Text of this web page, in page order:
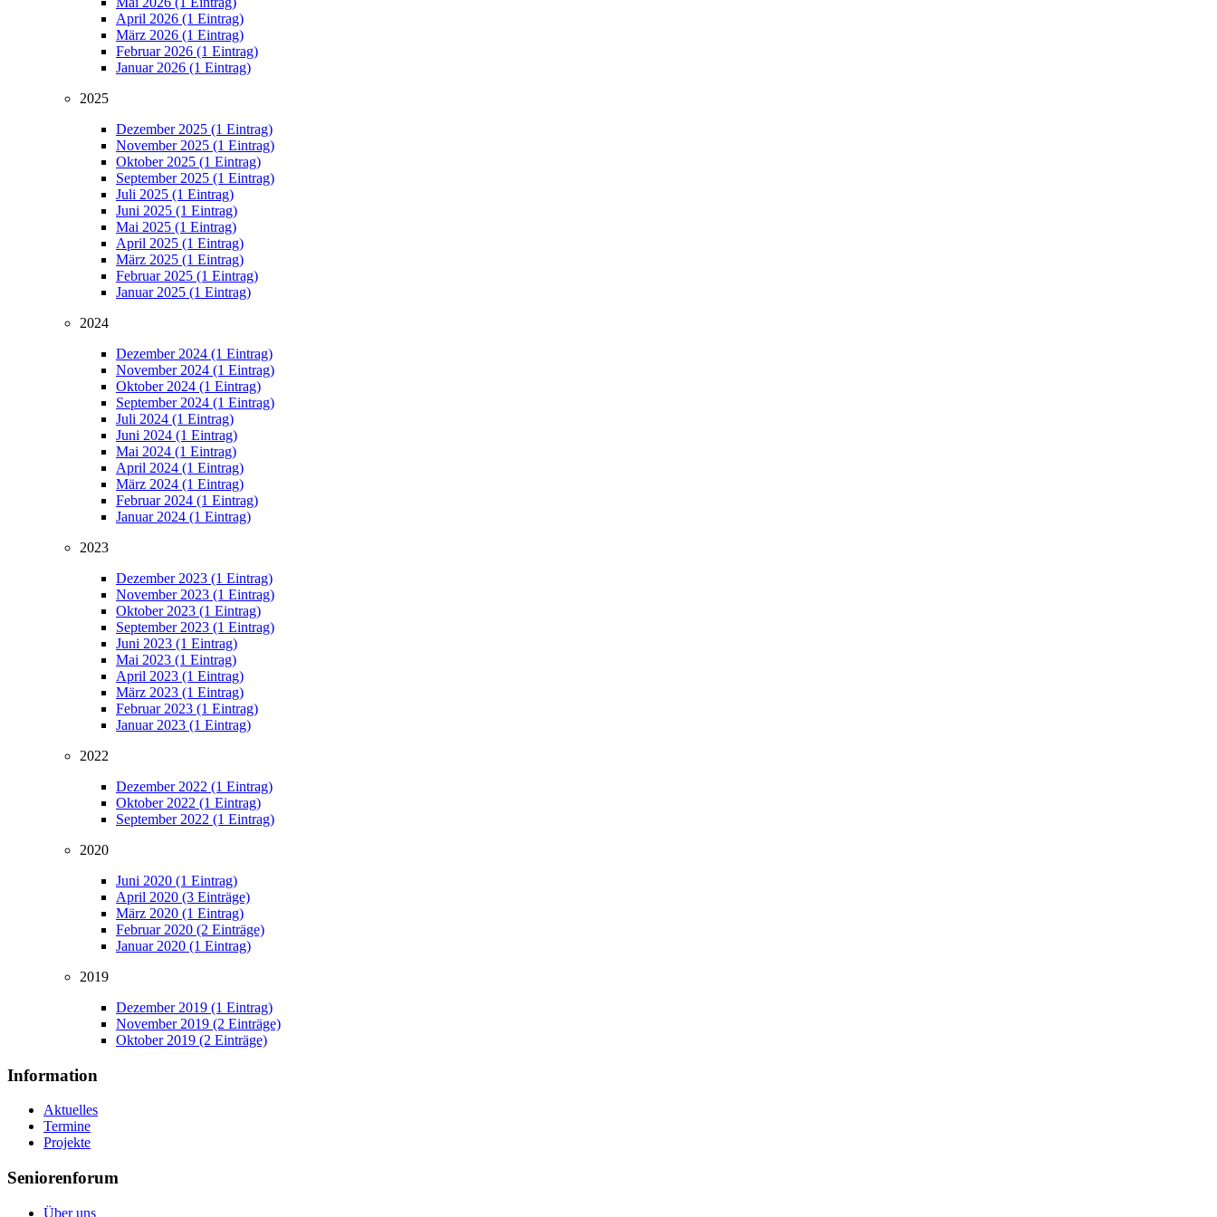
April 2026 (1 Eintrag)
März 2026 (1 Eintrag)
Februar 2026 (1 Eintrag)
Januar 2026 (1 Eintrag)
2025
Dezember 2025 (1 Eintrag)
November 2025 (1 Eintrag)
Oktober 2025 (1 Eintrag)
September 2025 (1 Eintrag)
Juli 2025 (1 Eintrag)
Juni 2025 (1 Eintrag)
Mai 2025 (1 Eintrag)
April 2025 (1 Eintrag)
März 2025 (1 Eintrag)
Februar 2025 (1 Eintrag)
Januar 2025 (1 Eintrag)
2024
Dezember 2024 (1 Eintrag)
November 2024 (1 Eintrag)
Oktober 2024 (1 Eintrag)
September 2024 (1 Eintrag)
Juli 2024 (1 Eintrag)
Juni 2024 (1 Eintrag)
Mai 2024 (1 Eintrag)
April 2024 (1 Eintrag)
März 2024 (1 Eintrag)
Februar 2024 (1 Eintrag)
Januar 2024 (1 Eintrag)
2023
Dezember 2023 (1 Eintrag)
November 2023 (1 Eintrag)
Oktober 2023 (1 Eintrag)
September 2023 (1 Eintrag)
Juni 2023 (1 Eintrag)
Mai 2023 (1 Eintrag)
April 2023 (1 Eintrag)
März 2023 (1 Eintrag)
Februar 2023 (1 Eintrag)
Januar 2023 (1 Eintrag)
2022
Dezember 2022 (1 Eintrag)
Oktober 2022 (1 Eintrag)
September 2022 (1 Eintrag)
2020
Juni 2020 (1 Eintrag)
April 2020 (3 Einträge)
März 2020 (1 Eintrag)
Februar 2020 (2 Einträge)
Januar 2020 (1 Eintrag)
2019
Dezember 2019 (1 Eintrag)
November 2019 (2 Einträge)
Oktober 2019 (2 Einträge)
Information
Aktuelles
Termine
Projekte
Seniorenforum
Über uns